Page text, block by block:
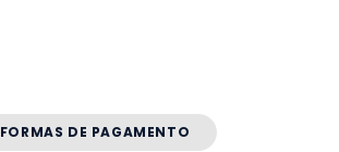
FORMAS DE PAGAMENTO